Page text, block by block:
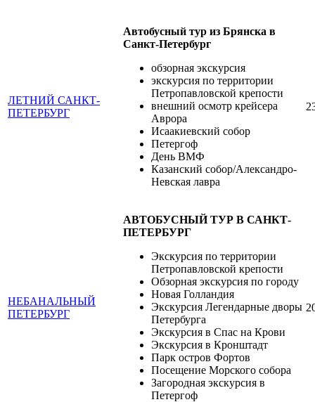
ЛЕТНИЙ САНКТ-
ПЕТЕРБУРГ
Автобусный тур из Брянска в
Санкт-Петербург
обзорная экскурсия
экскурсия по территории
Петропавловской крепости
внешний осмотр крейсера
Аврора
Исаакиевский собор
Петергоф
День ВМФ
Казанский собор/Александро-
Невская лавра
НЕБАНАЛЬНЫЙ
ПЕТЕРБУРГ
АВТОБУСНЫЙ ТУР В САНКТ-
ПЕТЕРБУРГ
Экскурсия по территории
Петропавловской крепости
Обзорная экскурсия по городу
Новая Голландия
Экскурсия Легендарные дворы
Петербурга
Экскурсия в Спас на Крови
Экскурсия в Кронштадт
Парк остров Фортов
Посещение Морского собора
Загородная экскурсия в
Петергоф